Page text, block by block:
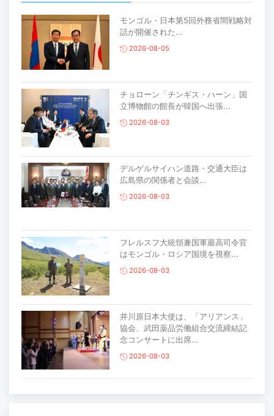
モンゴル・日本第5回外務省間戦略対
話が開催された...
2026-08-05
チョローン「チンギス・ハーン」国
立博物館の館長が韓国へ出張...
2026-08-03
デルゲルサイハン道路・交通大臣は
広島県の関係者と会談...
2026-08-03
フレルスフ大統領兼国軍最高司令官
はモンゴル・ロシア国境を視察...
2026-08-03
井川原日本大使は、「アリアンス」
協会、武田薬品労働組合交流締結記
念コンサートに出席...
2026-08-03